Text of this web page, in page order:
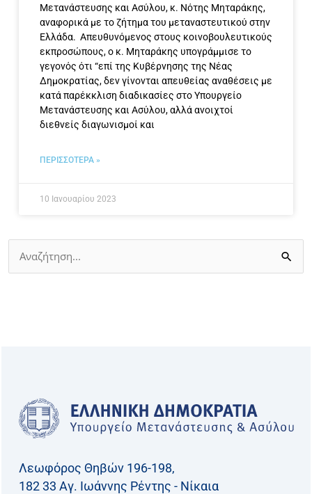
Μετανάστευσης και Ασύλου, κ. Νότης Μηταράκης,
αναφορικά με το ζήτημα του μεταναστευτικού στην
Ελλάδα. Απευθυνόμενος στους κοινοβουλευτικούς
εκπροσώπους, ο κ. Μηταράκης υπογράμμισε το
γεγονός ότι “επί της Κυβέρνησης της Νέας
Δημοκρατίας, δεν γίνονται απευθείας αναθέσεις με
κατά παρέκκλιση διαδικασίες στο Υπουργείο
Μετανάστευσης και Ασύλου, αλλά ανοιχτοί
διεθνείς διαγωνισμοί και
ΠΕΡΙΣΣΟΤΕΡΑ »
10 Ιανουαρίου 2023
Αναζήτηση
για:
Λεωφόρος Θηβών 196-198,
182 33 Aγ. Ιωάννης Ρέντης - Νίκαια